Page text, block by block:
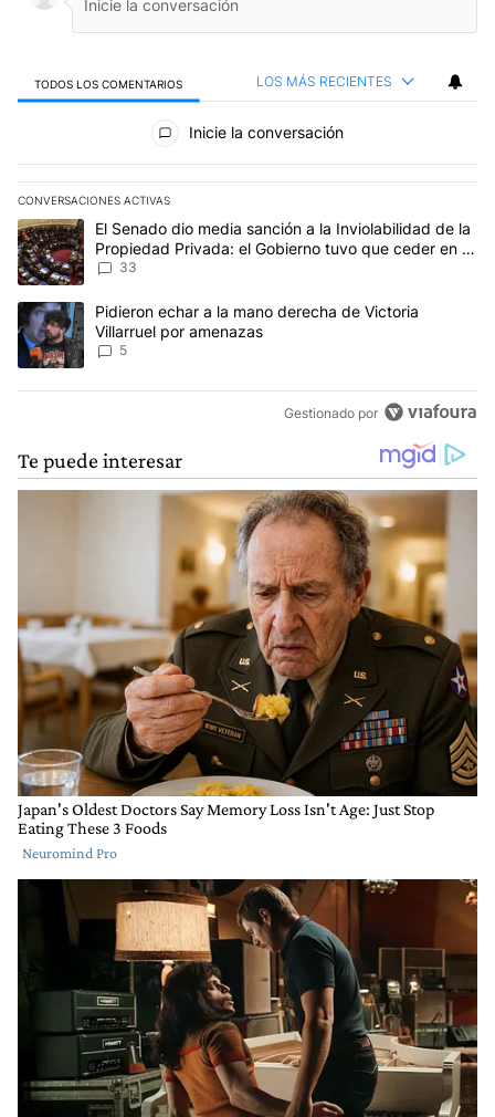
TODOS LOS COMENTARIOS LOS MÁS RECIENTES
Todos los comentarios
Inicie la conversación
CONVERSACIONES ACTIVAS
Este listado muestra los artículos con más comentarios en los
Un artículo de tendencia con el título "El Senado dio media
El Senado dio media sanción a la Inviolabilidad de la
Propiedad Privada: el Gobierno tuvo que ceder en la
Ley del Manejo del Fuego
33
Un artículo de tendencia con el título "Pidieron echar a la mano
Pidieron echar a la mano derecha de Victoria
Villarruel por amenazas
5
Gestionado por